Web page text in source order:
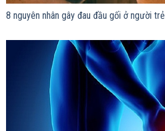
8 nguyên nhân gây đau đầu gối ở người trẻ